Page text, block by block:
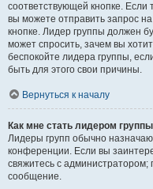
соответствующей кнопке. Если
вы можете отправить запрос
кнопке. Лидер группы должен
может спросить, зачем вы
беспокойте лидера группы,
быть для этого свои причины.
Вернуться к началу
Как мне стать лидером
Лидеры групп обычно
конференции. Если вы
свяжитесь с администратором;
сообщение.